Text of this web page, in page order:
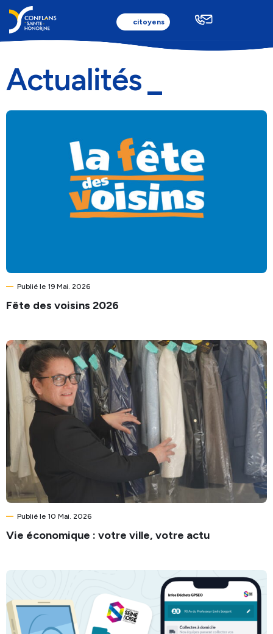
citoyens
Ma ville
Au quotidien
Culture, Sport & Loisirs
Batellerie & Plaisance
Actualités
Publié le 19 Mai. 2026
Fête des voisins 2026
Publié le 10 Mai. 2026
Vie économique : votre ville, votre actu